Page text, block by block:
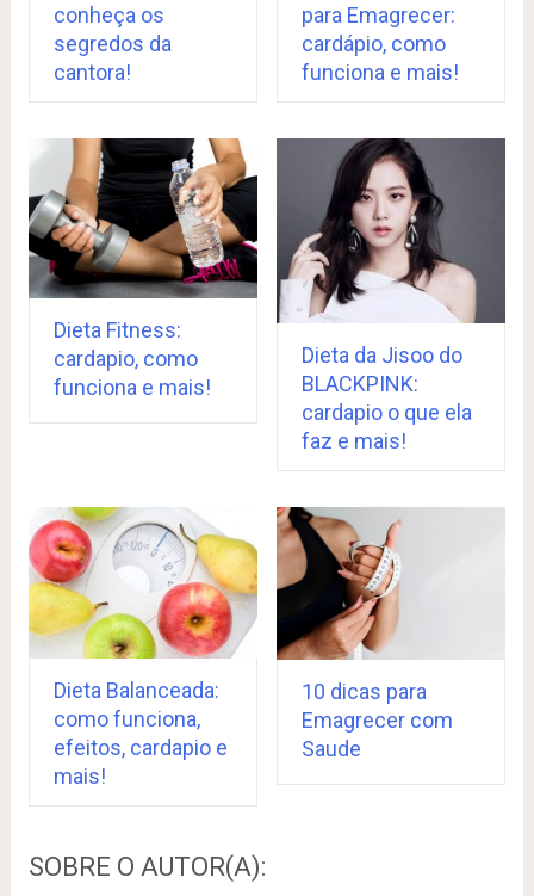
conheça os
segredos da
cantora!
para Emagrecer:
cardápio, como
funciona e mais!
Dieta Fitness:
cardapio, como
funciona e mais!
Dieta da Jisoo do
BLACKPINK:
cardapio o que ela
faz e mais!
Dieta Balanceada:
como funciona,
efeitos, cardapio e
mais!
10 dicas para
Emagrecer com
Saude
SOBRE O AUTOR(A):